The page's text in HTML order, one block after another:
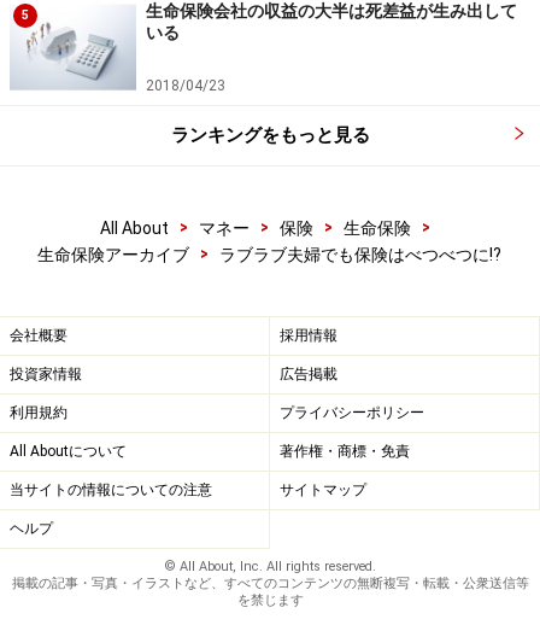
れば、そのような保険も検討してもよいかもしれませ
ん。
なお、一定の収入を得られる職業についていない場合、
険者」にはなれても「契約者」にはなれない場合が多い
のですが、「主婦」については職業の一つとして認め
です。保険会社により取り扱いが違う場合がありますの
で、まずは検討する保険会社に確認してみましょう。
【関連リンク】
夫婦連生終身保険とは？
※記事内容は執筆時点のものです。最新の内容をご確認くださ
本記事の内容は一般的な情報提供を目的としており、特定の金融
商品や投資行動を推奨するものではありません。
5
生命保険会社の収益の大半は死差益が生み出して
いる
2018/04/23
ランキングをもっと見る
All About > マネー > 保険 > 生命保険
>
生命保険アーカイブ
> ラブラブ夫婦でも保険はべつべつに!?
会社概要 採用情報
投資家情報 広告掲載
利用規約 プライバシーポリシー
All Aboutについて 著作権・商標・免責
当サイトの情報についての注意 サイトマップ
ヘルプ
© All About, Inc. All rights reserved.
掲載の記事・写真・イラストなど、すべてのコンテンツの無断複写・転載・公衆送信等
を禁じます